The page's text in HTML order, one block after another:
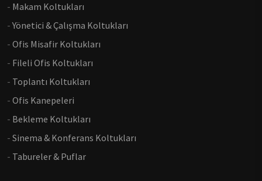
- Makam Koltukları
-Yönetici & Çalışma Koltukları
- Ofis Misafir Koltukları
- Fileli Ofis Koltukları
- Toplantı Koltukları
- Ofis Kanepeleri
- Bekleme Koltukları
- Sinema & Konferans Koltukları
- Tabureler & Puflar